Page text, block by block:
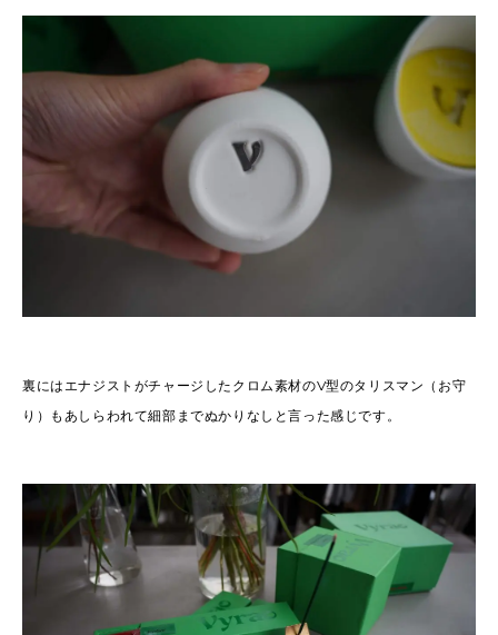
裏にはエナジストがチャージしたクロム素材のV型のタリスマン（お守
り）もあしらわれて細部までぬかりなしと言った感じです。